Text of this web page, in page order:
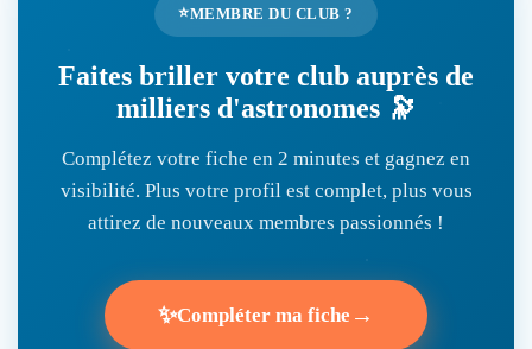
⭐MEMBRE DU CLUB ?
Faites briller votre club auprès de
milliers d'astronomes 🔭
Complétez votre fiche en 2 minutes et gagnez en
visibilité. Plus votre profil est complet, plus vous
attirez de nouveaux membres passionnés !
✨Compléter ma fiche →